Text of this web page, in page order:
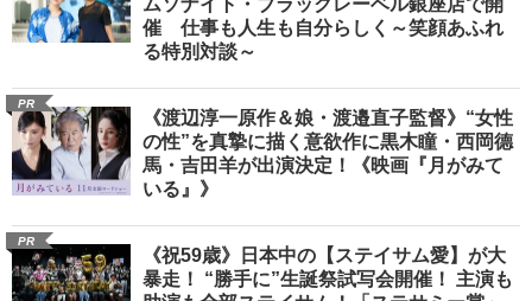
催 仕事も人生も自分らしく～笑顔あふれ
る特別対談～
PR
《渡辺淳一原作＆娘・渡邉直子監督》“女性
の性”を真摯に描く意欲作に黒木瞳・西岡德
馬・吉田羊が出演決定！《映画『月がみて
いる』》
PR
《祝59歳》日本中の【ステイサム愛】が大
暴走！ “勝手に”生誕祭試写会開催！ 主演も